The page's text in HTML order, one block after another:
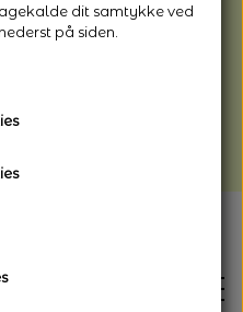
sender hele
at der kan være lidt
dit samtykke ved
på siden.